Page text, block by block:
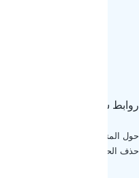
روابط سريعة
حول المتجر
حذف الحساب